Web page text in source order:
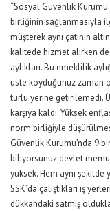
“Sosyal Güvenlik
birliğinin sağlanmasıyla
müşterek aynı çatının
kalitede hizmet alırken
aylıkları. Bu emeklilik
üste koyduğunuz zaman
türlü yerine getirilemedi.
karşıya kaldı. Yüksek
norm birliğiyle
Güvenlik Kurumu’nda 9
biliyorsunuz devlet
yüksek. Hem aynı şekilde
SSK’da çalıştıkları iş
dükkandaki satmış